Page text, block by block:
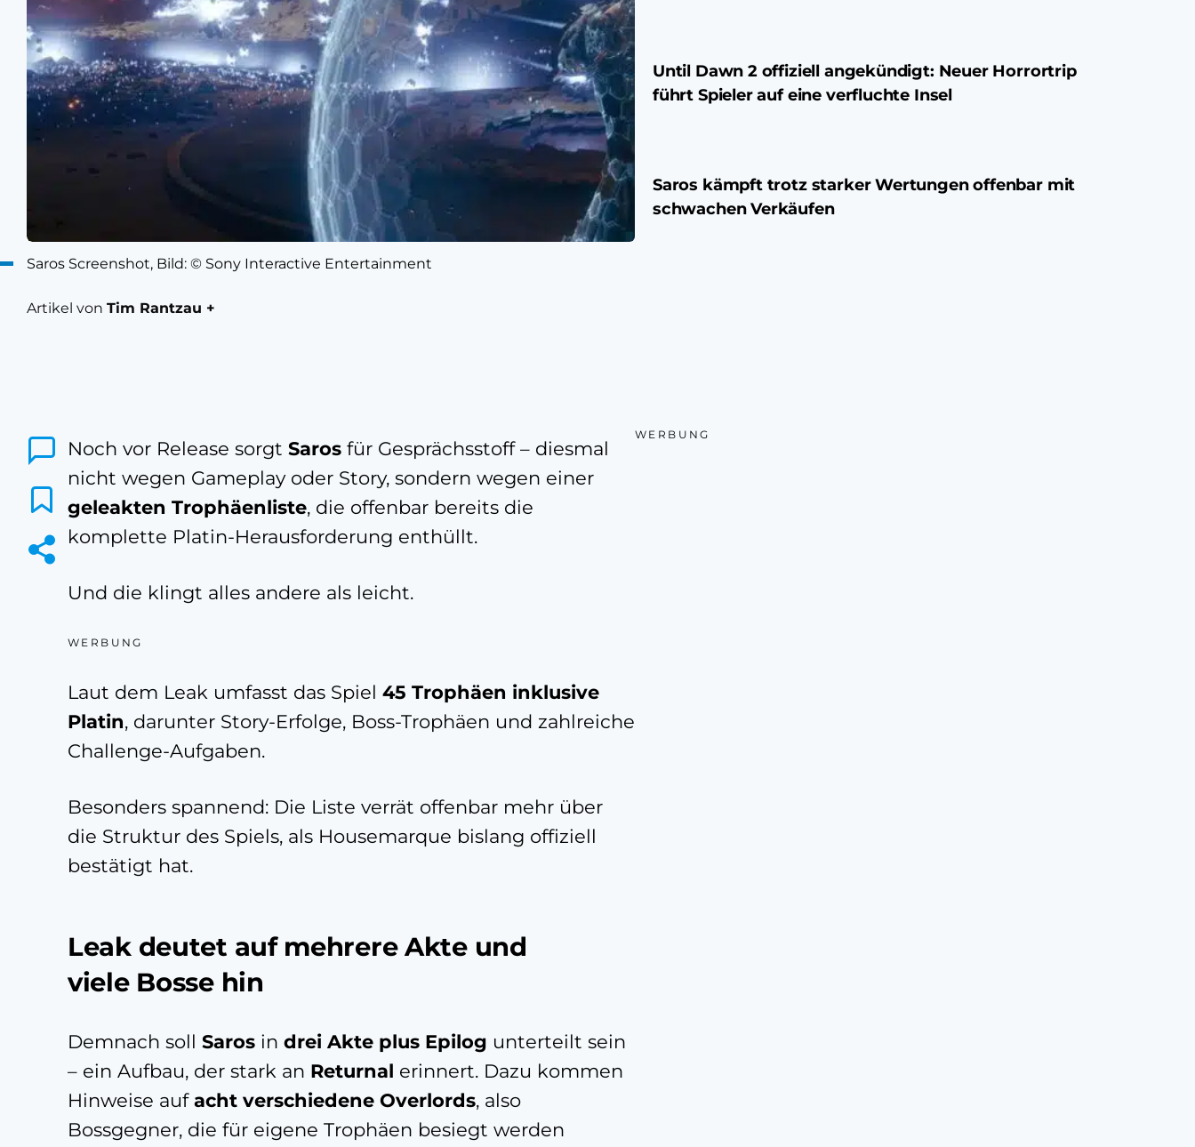
Until Dawn 2 offiziell angekündigt: Neuer Horrortrip
führt Spieler auf eine verfluchte Insel
Saros kämpft trotz starker Wertungen offenbar mit
schwachen Verkäufen
Saros Screenshot, Bild: © Sony Interactive Entertainment
Artikel von Tim Rantzau +
Noch vor Release sorgt Saros für Gesprächsstoff – diesmal
nicht wegen Gameplay oder Story, sondern wegen einer
geleakten Trophäenliste, die offenbar bereits die
komplette Platin-Herausforderung enthüllt.
Und die klingt alles andere als leicht.
WERBUNG
Laut dem Leak umfasst das Spiel 45 Trophäen inklusive
Platin, darunter Story-Erfolge, Boss-Trophäen und zahlreiche
Challenge-Aufgaben.
Besonders spannend: Die Liste verrät offenbar mehr über
die Struktur des Spiels, als Housemarque bislang offiziell
bestätigt hat.
Leak deutet auf mehrere Akte und
viele Bosse hin
Demnach soll Saros in drei Akte plus Epilog unterteilt sein
– ein Aufbau, der stark an Returnal erinnert. Dazu kommen
Hinweise auf acht verschiedene Overlords, also
Bossgegner, die für eigene Trophäen besiegt werden
WERBUNG